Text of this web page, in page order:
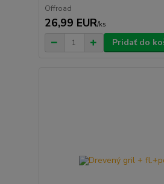
Offroad
26,99 EUR/ks
Pridať do